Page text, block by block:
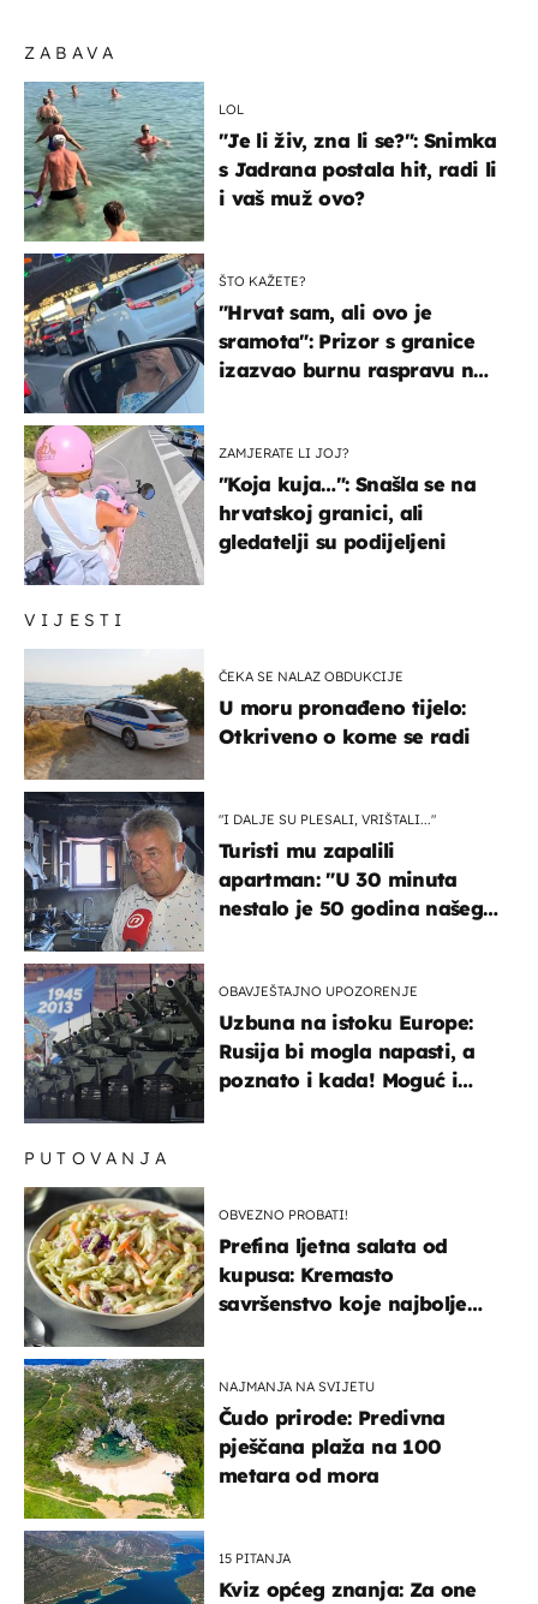
VIJESTI
ČEKA SE NALAZ OBDUKCIJE
U moru pronađeno tijelo:
Otkriveno o kome se radi
"I DALJE SU PLESALI, VRIŠTALI..."
Turisti mu zapalili
apartman: "U 30 minuta
nestalo je 50 godina našeg
OBAVJEŠTAJNO UPOZORENJE
Uzbuna na istoku Europe:
Rusija bi mogla napasti, a
poznato i kada! Moguć i
ZABAVA
LOL
"Je li živ, zna li se?": Snimka
s Jadrana postala hit, radi li
i vaš muž ovo?
ŠTO KAŽETE?
"Hrvat sam, ali ovo je
sramota": Prizor s granice
izazvao burnu raspravu na
ZAMJERATE LI JOJ?
"Koja kuja…": Snašla se na
hrvatskoj granici, ali
gledatelji su podijeljeni
PUTOVANJA
OBVEZNO PROBATI!
Prefina ljetna salata od
kupusa: Kremasto
savršenstvo koje najbolje
NAJMANJA NA SVIJETU
Čudo prirode: Predivna
pješčana plaža na 100
metara od mora
15 PITANJA
Kviz općeg znanja: Za one